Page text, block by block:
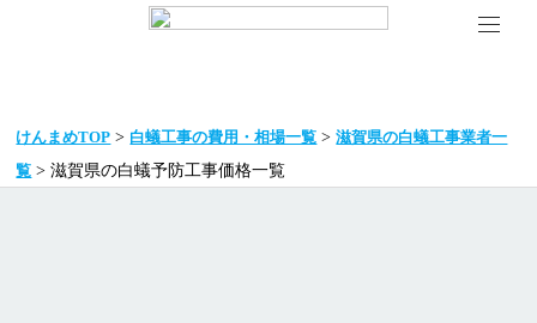
けんまめTOP > 白蟻工事の費用・相場一覧 >滋賀県の白蟻工事業者一
覧 > 滋賀県の白蟻予防工事価格一覧